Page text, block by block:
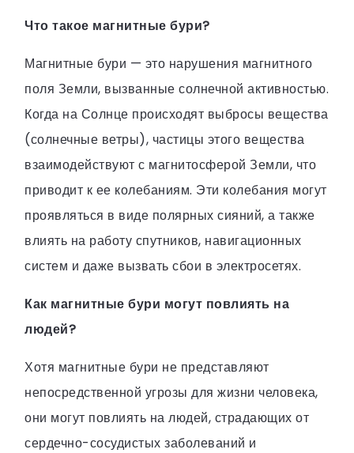
Что такое магнитные бури?
Магнитные бури — это нарушения магнитного
поля Земли, вызванные солнечной активностью.
Когда на Солнце происходят выбросы вещества
(солнечные ветры), частицы этого вещества
взаимодействуют с магнитосферой Земли, что
приводит к ее колебаниям. Эти колебания могут
проявляться в виде полярных сияний, а также
влиять на работу спутников, навигационных
систем и даже вызвать сбои в электросетях.
Как магнитные бури могут повлиять на
людей?
Хотя магнитные бури не представляют
непосредственной угрозы для жизни человека,
они могут повлиять на людей, страдающих от
сердечно-сосудистых заболеваний и